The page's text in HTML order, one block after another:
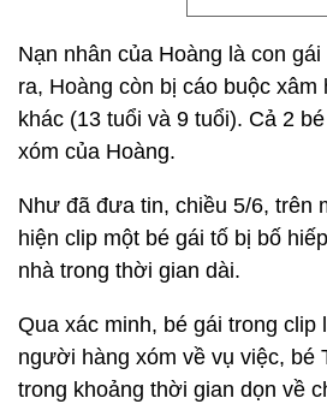
Nạn nhân của Hoàng là con
ra, Hoàng còn bị cáo buộc xâm
khác (13 tuổi và 9 tuổi). Cả 2
xóm của Hoàng.
Như đã đưa tin, chiều 5/6, trên
hiện clip một bé gái tố bị bố
nhà trong thời gian dài.
Qua xác minh, bé gái trong clip
người hàng xóm về vụ việc, bé
trong khoảng thời gian dọn về